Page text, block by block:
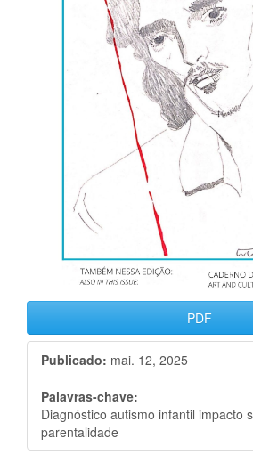
PDF
Publicado: mai. 12, 2025
Palavras-chave:
Diagnóstico autismo infantil impacto
parentalidade